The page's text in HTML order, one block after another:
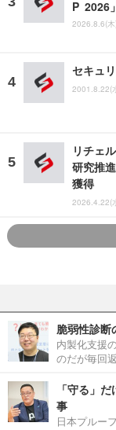
P 2026
2026.8.6(
セキュ
2001.8.22(
リチェ
研究推
獲得
2026.4.22(
脆弱性診断
内製化支援
のだが毎回
「守る」
事
日本プルー